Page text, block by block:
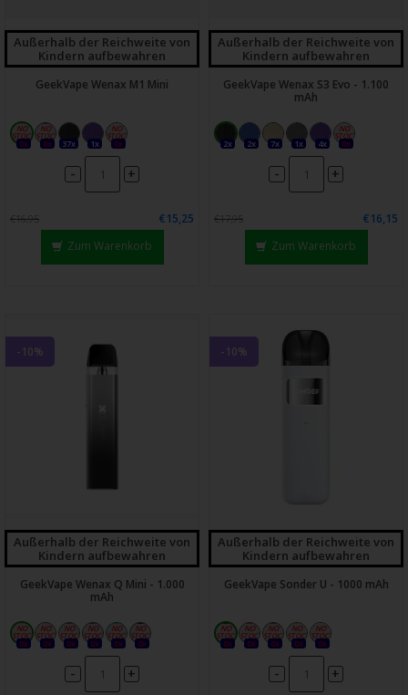
Außerhalb der Reichweite von
Kindern aufbewahren
GeekVape Wenax M1 Mini
0x 0x 37x 1x 0x
- +
€16,95
€15,25
Zum Warenkorb
Außerhalb der Reichweite von
Kindern aufbewahren
GeekVape Wenax S3 Evo - 1.100
mAh
2x 2x 7x 1x 4x 0x
- +
€17,95
€16,15
Zum Warenkorb
-10%
Außerhalb der Reichweite von
Kindern aufbewahren
GeekVape Wenax Q Mini - 1.000
mAh
0x 0x 0x 0x 0x 0x
- +
-10%
Außerhalb der Reichweite von
Kindern aufbewahren
GeekVape Sonder U - 1000 mAh
0x 0x 0x 0x 0x
- +